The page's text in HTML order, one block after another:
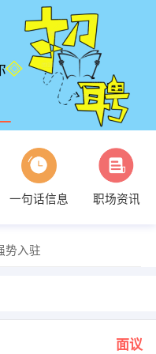
一句话信息 职场资讯
] 招聘信息
有限公司】 强势入驻
势入驻
面议